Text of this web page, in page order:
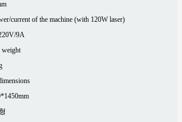
current of the machine (with 120W laser)
9A
weight